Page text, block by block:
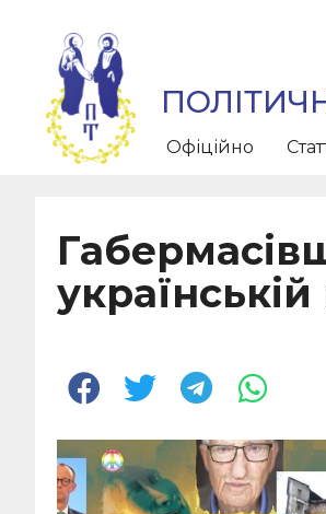
Офіційно
українській